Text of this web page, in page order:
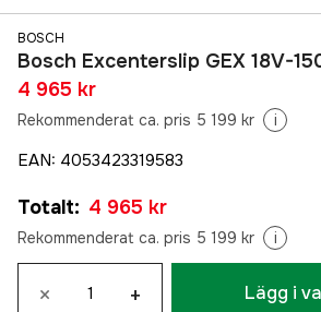
BOSCH
Bosch Excenterslip GEX 18V-
4 965 kr
Rekommenderat ca. pris 5 199 kr i
EAN: 4053423319583
Totalt: 4 965 kr
Rekommenderat ca. pris 5 199 kr i
× + Lägg i